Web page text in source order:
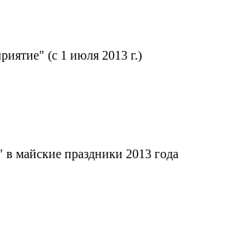
(с 1 июля 2013 г.)
майские праздники 2013 года